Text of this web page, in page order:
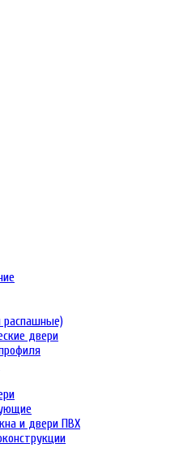
распашные)
двери
и двери ПВХ